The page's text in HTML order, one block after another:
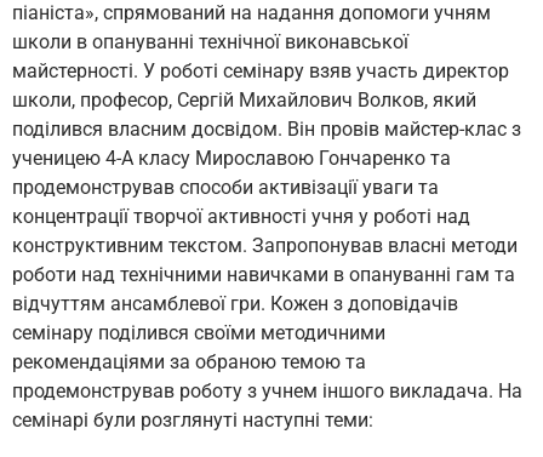
піаніста», спрямований на надання допомоги учням
школи в опануванні технічної виконавської
майстерності. У роботі семінару взяв участь директор
школи, професор, Сергій Михайлович Волков, який
поділився власним досвідом. Він провів майстер-клас з
ученицею 4-А класу Мирославою Гончаренко та
продемонстрував способи активізації уваги та
концентрації творчої активності учня у роботі над
конструктивним текстом. Запропонував власні методи
роботи над технічними навичками в опануванні гам та
відчуттям ансамблевої гри. Кожен з доповідачів
семінару поділився своїми методичними
рекомендаціями за обраною темою та
продемонстрував роботу з учнем іншого викладача. На
семінарі були розглянуті наступні теми: